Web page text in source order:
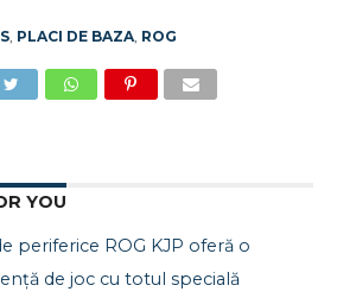
, PLACI DE BAZA, ROG
YOU
periferice ROG KJP oferă o
de joc cu totul specială